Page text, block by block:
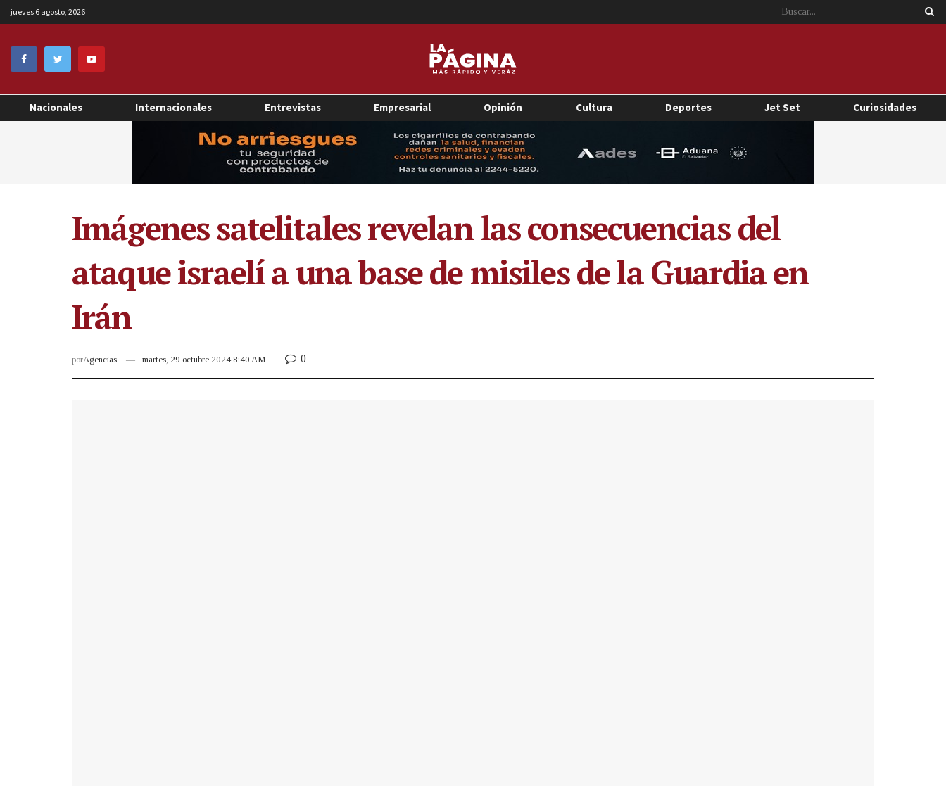
jueves 6 agosto, 2026
Nacionales Internacionales Entrevistas Empresarial Opinión Cultura Deportes Jet Set Curiosidades
Imágenes satelitales revelan las consecuencias del
ataque israelí a una base de misiles de la Guardia en
Irán
porAgencias martes, 29 octubre 2024 8:40 AM 0